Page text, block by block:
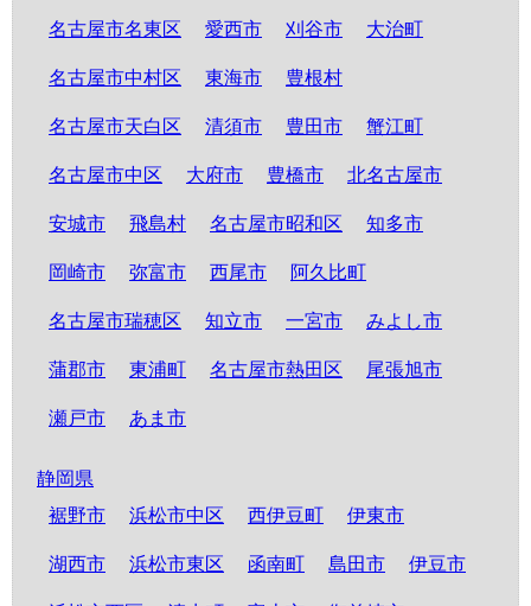
名古屋市名東区 愛西市 刈谷市 大治町
名古屋市中村区 東海市 豊根村
名古屋市天白区 清須市 豊田市 蟹江町
名古屋市中区 大府市 豊橋市 北名古屋市
安城市 飛島村 名古屋市昭和区 知多市
岡崎市 弥富市 西尾市 阿久比町
名古屋市瑞穂区 知立市 一宮市 みよし市
蒲郡市 東浦町 名古屋市熱田区 尾張旭市
瀬戸市 あま市
静岡県
裾野市
浜松市中区 西伊豆町 伊東市
湖西市 浜松市東区 函南町 島田市 伊豆市